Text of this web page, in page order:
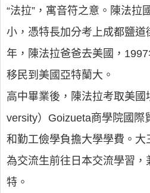
“法拉”，寓音符之意。陳法拉
小，憑特長加分考上成都鹽道
年，陳法拉爸爸去美國，
移民到美國亞特蘭大。
高中畢業後，陳法拉考取美
versity）Goizueta商學院國際
和勤工儉學負擔大學學費。
為交流生前往日本交流學習，
特。